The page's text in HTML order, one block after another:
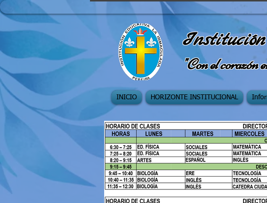
"Con el corazón
INICIO HORIZONTE INSTITUCIONAL